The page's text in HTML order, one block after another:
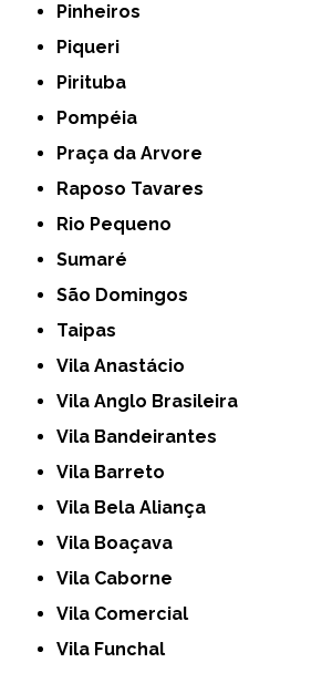
Pinheiros
Piqueri
Pirituba
Pompéia
Praça da Arvore
Raposo Tavares
Rio Pequeno
Sumaré
São Domingos
Taipas
Vila Anastácio
Vila Anglo Brasileira
Vila Bandeirantes
Vila Barreto
Vila Bela Aliança
Vila Boaçava
Vila Caborne
Vila Comercial
Vila Funchal